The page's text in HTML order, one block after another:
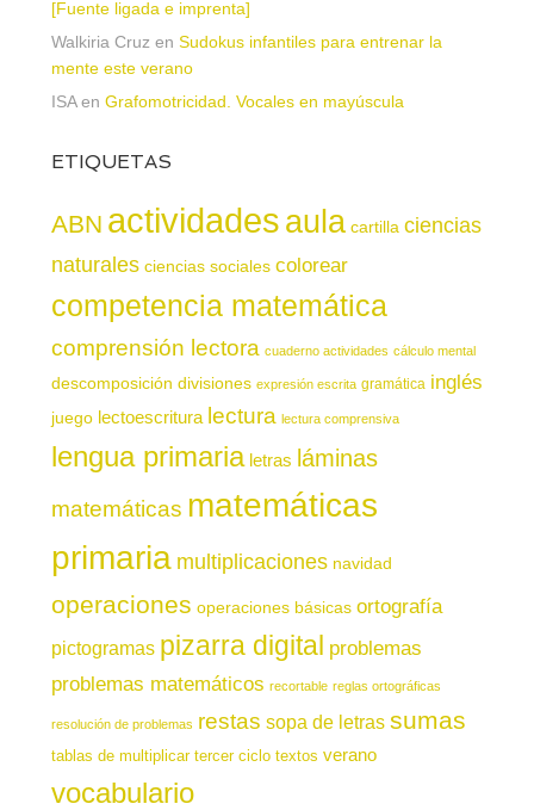
[Fuente ligada e imprenta]
Walkiria Cruz en Sudokus infantiles para entrenar la
mente este verano
ISAen Grafomotricidad. Vocales en mayúscula
ETIQUETAS
ABN actividadesaula cartilla ciencias
naturales ciencias sociales colorear
competencia matemática
comprensión lectora cuaderno actividades cálculo mental
descomposición divisiones expresión escrita gramática inglés
juego lectoescritura lectura lectura comprensiva
lengua primaria letras láminas
matemáticas matemáticas
primaria multiplicaciones navidad
operaciones operaciones básicas ortografía
pictogramas pizarra digital problemas
problemas matemáticos recortable reglas ortográficas
resolución de problemas restas sopa de letras sumas
tablas de multiplicar tercer ciclo textos verano
vocabulario